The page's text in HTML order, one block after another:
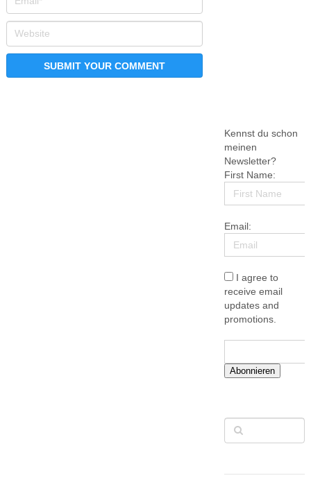
Kennst du schon
meinen
Newsletter?
First Name:
Email:
I agree to
receive email
updates and
promotions.
Abonnieren